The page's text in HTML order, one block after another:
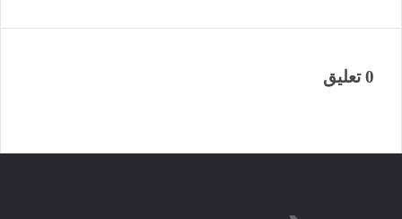
0 تعليق